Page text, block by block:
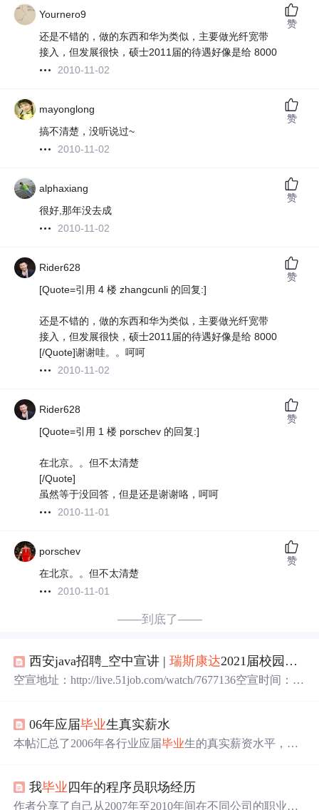
Yournero9
还是不错的，做的东西和华为类似，主要做光纤宽带
接入，但发展很快，硕士2011届的待遇好像是给 8000
2010-11-02
赞
mayonglong
搞不清楚，没听说过~
2010-11-02
赞
alphaxiang
很好,那年没去成
2010-11-02
赞
Rider628
[Quote=引用 4 楼 zhangcunli 的回复:]
还是不错的，做的东西和华为类似，主要做光纤宽带
接入，但发展很快，硕士2011届的待遇好像是给 8000
[/Quote]谢谢哇。。呵呵
2010-11-02
赞
Rider628
[Quote=引用 1 楼 porschev 的回复:]
在北京。。但不太清楚
[/Quote]
虽然等于没回答，但是还是谢谢咯，呵呵
2010-11-01
赞
porschev
在北京。。但不太清楚
2010-11-01
赞
——到底了——
西安java招聘_空中宣讲 |瑞斯康达2021届校园招聘启动！
空宣地址：http://live.51job.com/watch/7677136空宣时间：20
年成立，在接入领域深耕21年，本着创新务实，开放进
取，客户价值至上的核心价值观，始终坚持围绕提升客户
06年应届毕业生真实薪水
本帖汇总了2006年各行业应届毕业生的真实薪资水平，涵
数据。
我毕业四年的程序员职场经历
作者分享了自己从2007年至2010年间在不同公司的职业经